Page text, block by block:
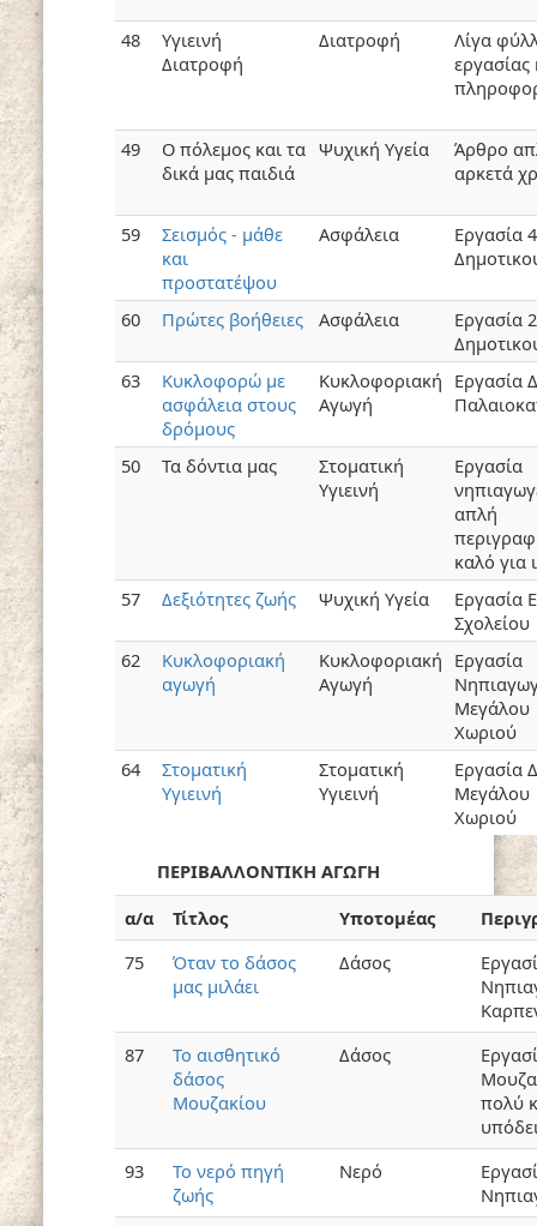
48
Υγιεινή
Διατροφή
Διατροφή
Λίγα
εργασίας
49
Ο πόλεμος και τα
δικά μας παιδιά
Ψυχική Υγεία
Άρθρο
αρκετά
59
Σεισμός - μάθε
και
προστατέψου
Ασφάλεια
Εργασία
60 Πρώτες βοήθειες Ασφάλεια
Εργασία
63
Κυκλοφορώ με
ασφάλεια στους
δρόμους
Κυκλοφοριακή
Αγωγή
Εργασία
50 Τα δόντια μας
Στοματική
Υγιεινή
Εργασία
απλή
καλό για
57
Δεξιότητες ζωής Ψυχική Υγεία
Εργασία
Σχολείου
62
Κυκλοφοριακή
αγωγή
Κυκλοφοριακή
Αγωγή
Εργασία
Μεγάλου
Χωριού
64
Στοματική
Υγιεινή
Στοματική
Υγιεινή
Εργασία
Μεγάλου
Χωριού
ΠΕΡΙΒΑΛΛΟΝΤΙΚΗ ΑΓΩΓΗ
α/α
Τίτλος Υποτομέας
75
Όταν το δάσος
μας μιλάει
Δάσος
87
Το αισθητικό
δάσος
Μουζακίου
Δάσος
πολύ
93
Το νερό πηγή
ζωής
Νερό